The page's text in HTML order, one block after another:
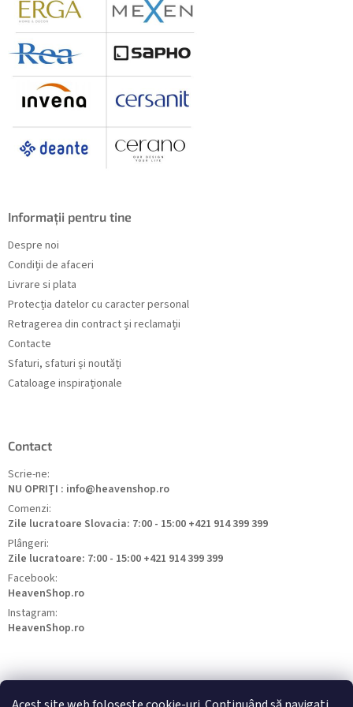
Informații pentru tine
Despre noi
Condiții de afaceri
Livrare si plata
Protecția datelor cu caracter personal
Retragerea din contract și reclamații
Contacte
Sfaturi, sfaturi și noutăți
Cataloage inspiraționale
Contact
Scrie-ne:
NU OPRIȚI : info@heavenshop.ro
Comenzi:
Zile lucratoare Slovacia: 7:00 - 15:00 +421 914 399 399
Plângeri:
Zile lucratoare: 7:00 - 15:00 +421 914 399 399
Facebook:
HeavenShop.ro
Instagram:
HeavenShop.ro